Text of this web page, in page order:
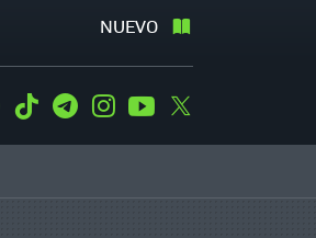
NUEVO
WhatsApp
Tiktok TelegramInstagramYoutube